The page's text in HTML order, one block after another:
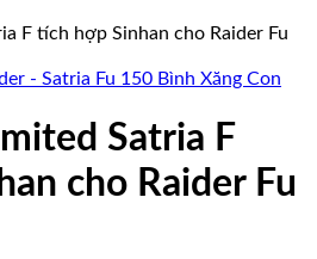
- Satria Fu 150 Bình Xăng Con
Satria F
cho Raider Fu